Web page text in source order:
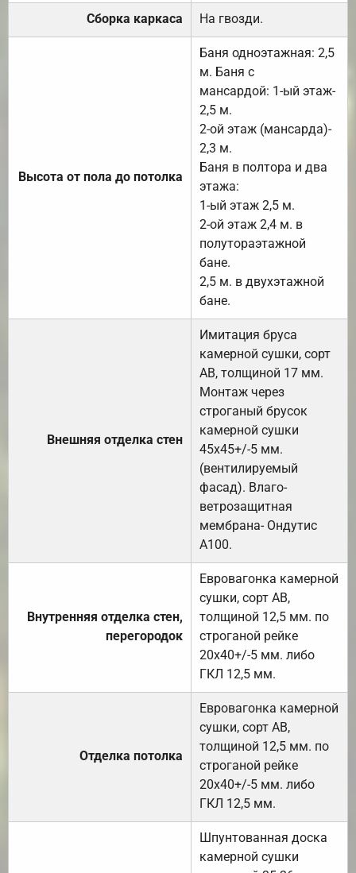
Сборка каркаса На гвозди.
Высота от пола до потолка
Баня одноэтажная: 2,5
м. Баня с
мансардой: 1-ый этаж-
2,5 м.
2-ой этаж (мансарда)-
2,3 м.
Баня в полтора и два
этажа:
1-ый этаж 2,5 м.
2-ой этаж 2,4 м. в
полутораэтажной
бане.
2,5 м. в двухэтажной
бане.
Внешняя отделка стен
Имитация бруса
камерной сушки, сорт
АВ, толщиной 17 мм.
Монтаж через
строганый брусок
камерной сушки
45х45+/-5 мм.
(вентилируемый
фасад). Влаго-
ветрозащитная
мембрана- Ондутис
А100.
Внутренняя отделка стен,
перегородок
Евровагонка камерной
сушки, сорт АВ,
толщиной 12,5 мм. по
строганой рейке
20х40+/-5 мм. либо
ГКЛ 12,5 мм.
Отделка потолка
Евровагонка камерной
сушки, сорт АВ,
толщиной 12,5 мм. по
строганой рейке
20х40+/-5 мм. либо
ГКЛ 12,5 мм.
Шпунтованная доска
камерной сушки